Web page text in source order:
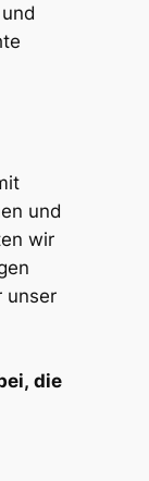
und
wir
unser
die